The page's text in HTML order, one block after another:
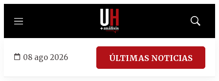
Menú
Mostrar
08 ago 2026 ÚLTIMAS NOTICIAS